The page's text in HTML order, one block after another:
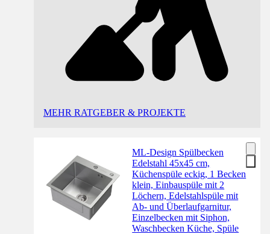
MEHR RATGEBER & PROJEKTE
ML-Design Spülbecken
Edelstahl 45x45 cm,
Küchenspüle eckig, 1 Becken
klein, Einbauspüle mit 2
Löchern, Edelstahlspüle mit
Ab- und Überlaufgarnitur,
Einzelbecken mit Siphon,
Waschbecken Küche, Spüle